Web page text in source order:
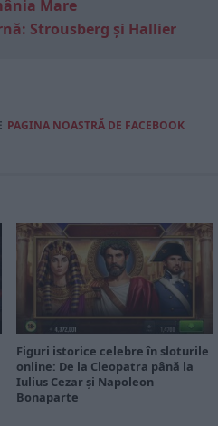
Mare
Strousberg și Hallier
PAGINA NOASTRĂ DE FACEBOOK
Figuri istorice celebre în sloturile
online: De la Cleopatra până la
Iulius Cezar și Napoleon
Bonaparte